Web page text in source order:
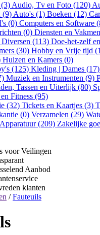
Audio, Tv en Foto (120)
(9) Auto's (1) Boeken (12)
(0) Computers en Software
(0) Diensten en
Diversen (113) Doe-het-zelf
(30) Hobby en Vrije tijd
Huizen en Kamers (0)
(125) Kleding | Dames (17)
Muziek en Instrumenten (9)
Tassen en Uiterlijk (80)
Fitness (95)
(32) Tickets en Kaartjes (3)
(0) Verzamelen (29)
(209) Zakelijke
voor Veilingen
Aanbod
klanten
/Fauteuils